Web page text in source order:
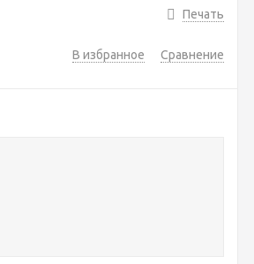
Печать
В избранное Сравнение